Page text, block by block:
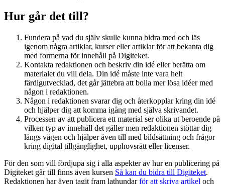
Hur går det till?
Fundera på vad du själv skulle kunna bidra med och läs
igenom några artiklar, kurser eller artiklar för att bekanta dig
med formerna för innehåll på Digiteket.
Kontakta redaktionen och beskriv din idé eller berätta om
materialet du vill dela. Din idé måste inte vara helt
färdigutvecklad, det går jättebra att bolla mer lösa idéer med
någon i redaktionen.
Någon i redaktionen svarar dig och återkopplar kring din idé
och hjälper dig att komma igång med själva skrivandet.
Processen av att publicera ett material ser olika ut beroende på
vilken typ av innehåll det gäller men redaktionen stöttar dig
längs vägen och hjälper även till med bildsättning och frågor
kring digital tillgänglighet, upphovsrätt eller licenser.
För den som vill fördjupa sig i alla aspekter av hur en publicering på
Digiteket går till finns även kursen Så kan du bidra till Digiteket.
Redaktionen har även tagit fram lathundarför att skriva artikel och